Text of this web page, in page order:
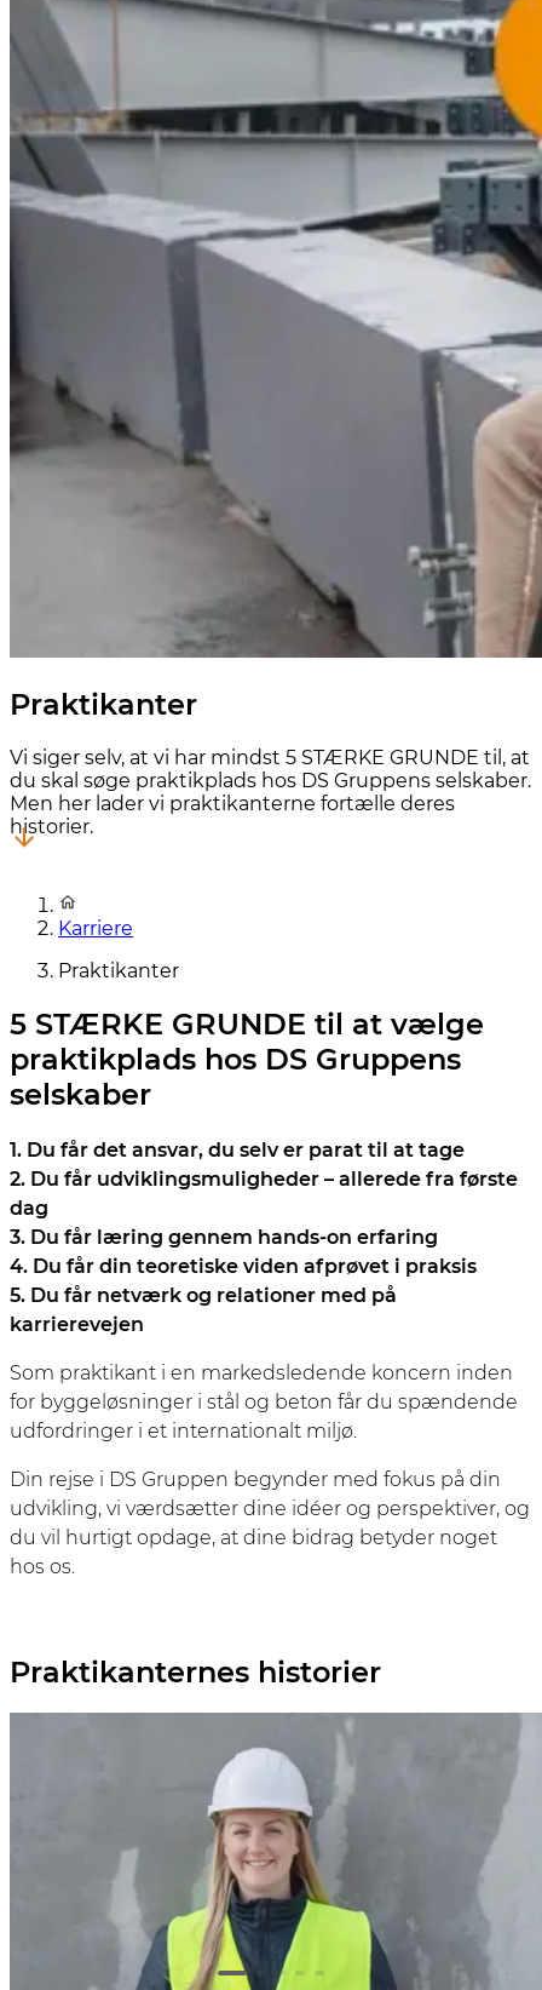
Praktikanter
Vi siger selv, at vi har mindst 5 STÆRKE GRUNDE til, at
du skal søge praktikplads hos DS Gruppens selskaber.
Men her lader vi praktikanterne fortælle deres
historier.
Karriere
Praktikanter
5 STÆRKE GRUNDE til at vælge
praktikplads hos DS Gruppens
selskaber
1. Du får det ansvar, du selv er parat til at tage
2. Du får udviklingsmuligheder – allerede fra første
dag
3. Du får læring gennem hands-on erfaring
4. Du får din teoretiske viden afprøvet i praksis
5. Du får netværk og relationer med på
karrierevejen
Som praktikant i en markedsledende koncern inden
for byggeløsninger i stål og beton får du spændende
udfordringer i et internationalt miljø.
Din rejse i DS Gruppen begynder med fokus på din
udvikling, vi værdsætter dine idéer og perspektiver, og
du vil hurtigt opdage, at dine bidrag betyder noget
hos os.
Praktikanternes historier